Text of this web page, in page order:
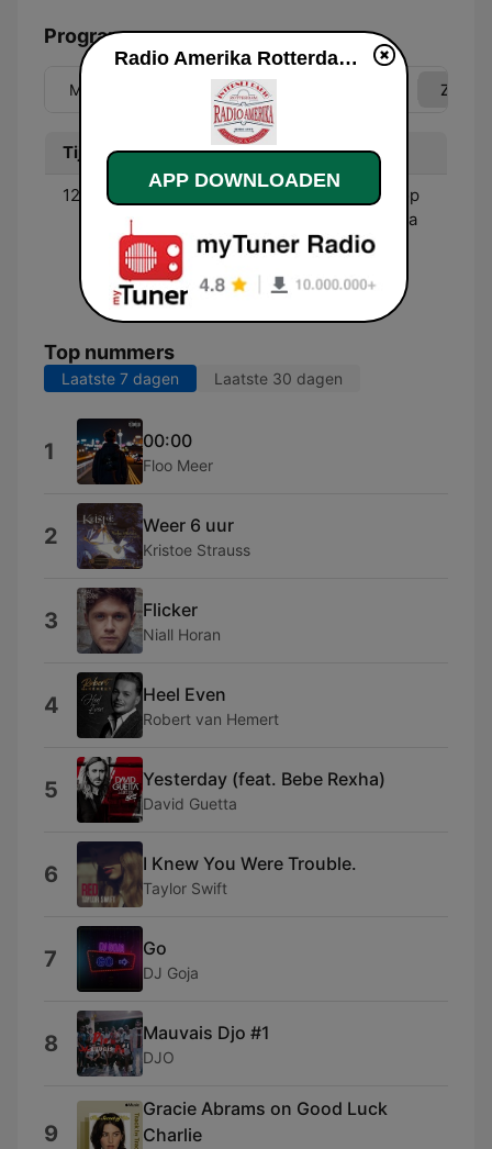
Programma
Ma Do Zo
Tijd Programma
12:00 - 14:00
Gezellig Zondag met Joop
Verhoof - Een programma
van Joop Verhoof op de
over gaat.
Top nummers
Laatste 7 dagen Laatste 30 dagen
1 00:00
Floo Meer
2 Weer 6 uur
Kristoe Strauss
3 Flicker
Niall Horan
4 Heel Even
Robert van Hemert
5 Yesterday (feat. Bebe Rexha)
David Guetta
6 I Knew You Were Trouble.
Taylor Swift
7 Go
DJ Goja
8 Mauvais Djo #1
DJO
9
Gracie Abrams on Good Luck
Charlie
Radio Amerika Rotterdam live luisteren
APP DOWNLOADEN